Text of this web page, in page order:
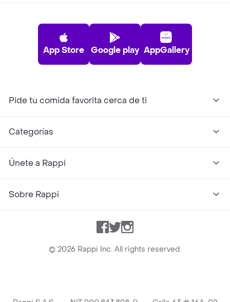
App Store Google play AppGallery
Pide tu comida favorita cerca de ti
Categorías
Únete a Rappi
Sobre Rappi
Facebook
TwitterInstagram
© 2026 Rappi Inc. All rights reserved.